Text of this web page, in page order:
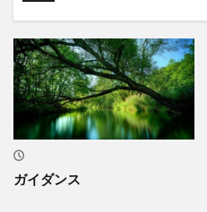
ガイダンス